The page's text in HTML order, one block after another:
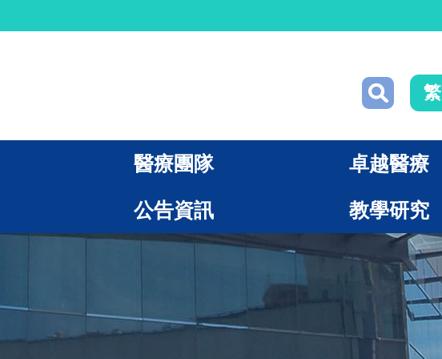
繁
醫療團隊 卓越醫療
公告資訊 教學研究